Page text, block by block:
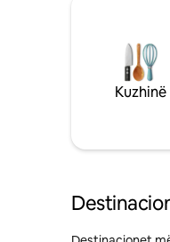
Kuzhinë